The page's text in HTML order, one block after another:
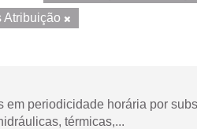
Atribuição
periodicidade horária por
térmicas,...